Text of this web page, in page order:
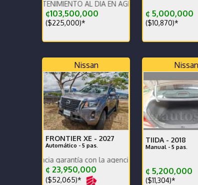
AL DIA EN AGENCIA
¢103,500,000
($225,000)*
¢ 5,000,000
($10,870)*
Muy poco uso se
Nissan
FRONTIER XE - 2027
Automático - 5 pas.
garantía con la agencia se recibe y se financia
¢ 23,950,000
($52,065)*
Nissan
TIIDA - 2018
Manual - 5 pas.
¢ 5,200,000
($11,304)*
Un solo dueño de